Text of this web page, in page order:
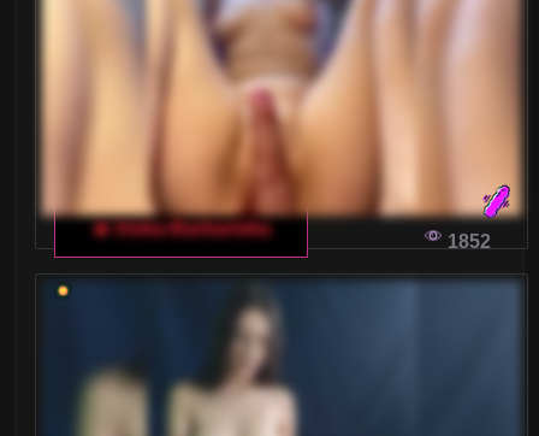
Małe piersi
Nastolatki 18+
Ogolone cipki
Owłosione cipki
Palenie
Rude
Sex Grupowy
Stopy Fetysz
🔥 Iriska-Barbariska
1852